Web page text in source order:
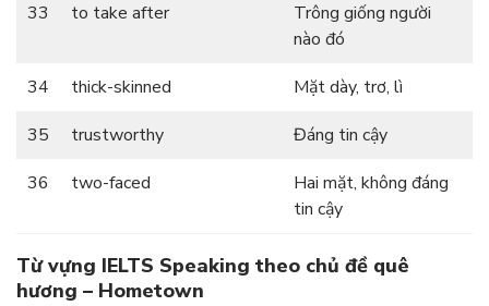
33
to take after
Trông giống người
nào đó
34
thick-skinned
Mặt dày, trơ, lì
35
trustworthy
Đáng tin cậy
36
two-faced
Hai mặt, không đáng
tin cậy
Từ vựng IELTS Speaking theo chủ đề quê
hương – Hometown